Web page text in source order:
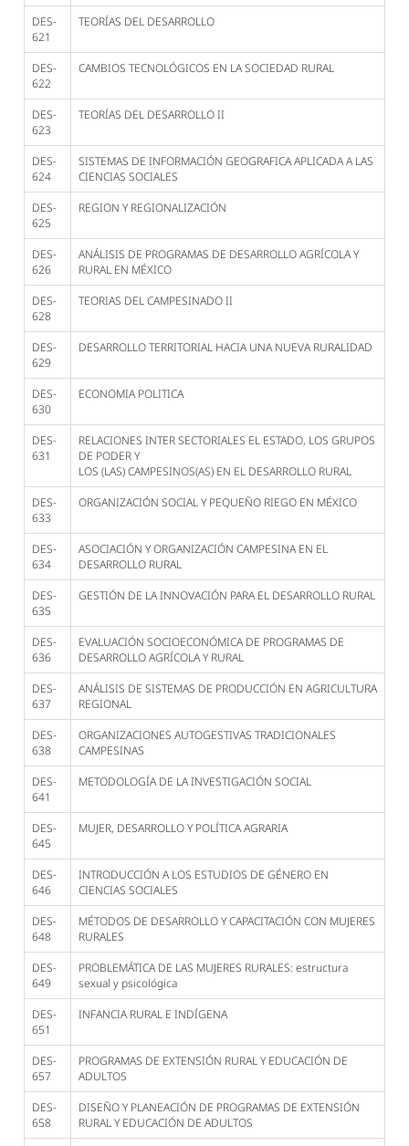
DES-
621
TEORÍAS DEL DESARROLLO
DES-
622
CAMBIOS TECNOLÓGICOS EN LA SOCIEDAD RURAL
DES-
623
TEORÍAS DEL DESARROLLO II
DES-
624
SISTEMAS DE INFORMACIÓN GEOGRAFICA APLICADA A LAS
CIENCIAS SOCIALES
DES-
625
REGION Y REGIONALIZACIÓN
DES-
626
ANÁLISIS DE PROGRAMAS DE DESARROLLO AGRÍCOLA Y
RURAL EN MÉXICO
DES-
628
TEORIAS DEL CAMPESINADO II
DES-
629
DESARROLLO TERRITORIAL HACIA UNA NUEVA RURALIDAD
DES-
630
ECONOMIA POLITICA
DES-
631
RELACIONES INTER SECTORIALES EL ESTADO, LOS GRUPOS
DE PODER Y
LOS (LAS) CAMPESINOS(AS) EN EL DESARROLLO RURAL
DES-
633
ORGANIZACIÓN SOCIAL Y PEQUEÑO RIEGO EN MÉXICO
DES-
634
ASOCIACIÓN Y ORGANIZACIÓN CAMPESINA EN EL
DESARROLLO RURAL
DES-
635
GESTIÓN DE LA INNOVACIÓN PARA EL DESARROLLO RURAL
DES-
636
EVALUACIÓN SOCIOECONÓMICA DE PROGRAMAS DE
DESARROLLO AGRÍCOLA Y RURAL
DES-
637
ANÁLISIS DE SISTEMAS DE PRODUCCIÓN EN AGRICULTURA
REGIONAL
DES-
638
ORGANIZACIONES AUTOGESTIVAS TRADICIONALES
CAMPESINAS
DES-
641
METODOLOGÍA DE LA INVESTIGACIÓN SOCIAL
DES-
645
MUJER, DESARROLLO Y POLÍTICA AGRARIA
DES-
646
INTRODUCCIÓN A LOS ESTUDIOS DE GÉNERO EN
CIENCIAS SOCIALES
DES-
648
MÉTODOS DE DESARROLLO Y CAPACITACIÓN CON MUJERES
RURALES
DES-
649
PROBLEMÁTICA DE LAS MUJERES RURALES: estructura
sexual y psicológica
DES-
651
INFANCIA RURAL E INDÍGENA
DES-
657
PROGRAMAS DE EXTENSIÓN RURAL Y EDUCACIÓN DE
ADULTOS
DES-
658
DISEÑO Y PLANEACIÓN DE PROGRAMAS DE EXTENSIÓN
RURAL Y EDUCACIÓN DE ADULTOS